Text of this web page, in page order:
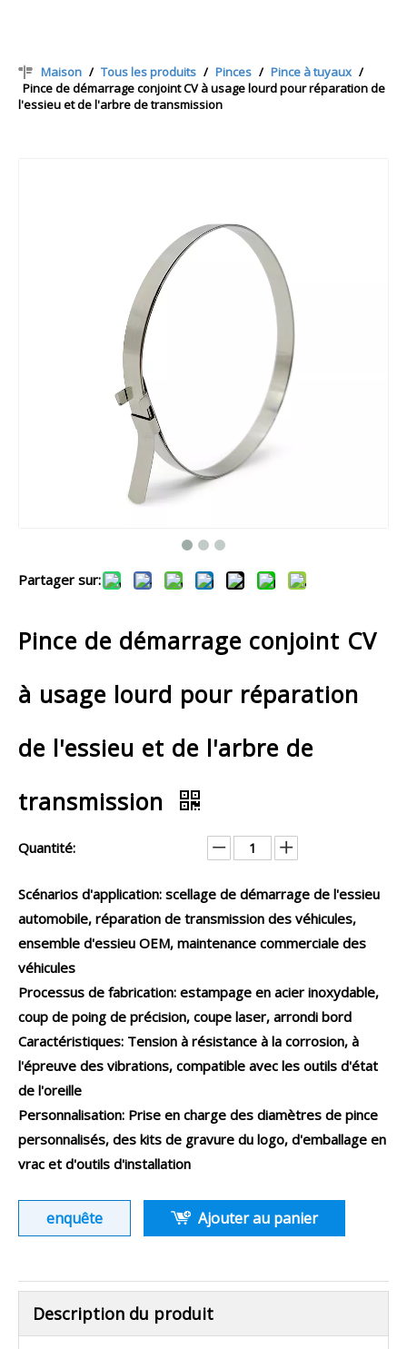
Maison / Tous les produits / Pinces / Pince à tuyaux /
Pince de démarrage conjoint CV à usage lourd pour réparation de
l'essieu et de l'arbre de transmission
Partager sur:
Pince de démarrage conjoint CV
à usage lourd pour réparation
de l'essieu et de l'arbre de
transmission
Quantité:
Scénarios d'application: scellage de démarrage de l'essieu
automobile, réparation de transmission des véhicules,
ensemble d'essieu OEM, maintenance commerciale des
véhicules
Processus de fabrication: estampage en acier inoxydable,
coup de poing de précision, coupe laser, arrondi bord
Caractéristiques: Tension à résistance à la corrosion, à
l'épreuve des vibrations, compatible avec les outils d'état
de l'oreille
Personnalisation: Prise en charge des diamètres de pince
personnalisés, des kits de gravure du logo, d'emballage en
vrac et d'outils d'installation
enquête Ajouter au panier
Description du produit